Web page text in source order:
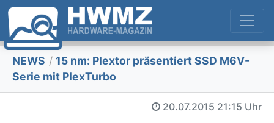
NEWS / 15 nm: Plextor präsentiert SSD M6V-
Serie mit PlexTurbo
20.07.2015 21:15 Uhr